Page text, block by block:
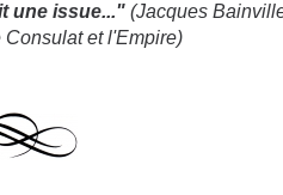
une issue..."(Jacques
Consulat et l'Empire)